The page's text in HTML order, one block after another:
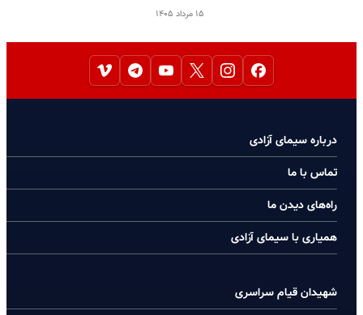
۱۵ مرداد ۱۴۰۵
درباره سیمای آزادی
تماس با ما
راه‌های دیدن ما
همیاری با سیمای آزادی
شهیدان قیام سراسری